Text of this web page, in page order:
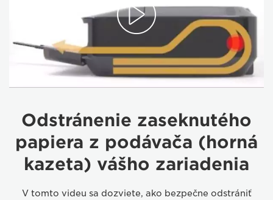
Odstránenie zaseknutého
papiera z podávača (horná
kazeta) vášho zariadenia
V tomto videu sa dozviete, ako bezpečne odstrániť